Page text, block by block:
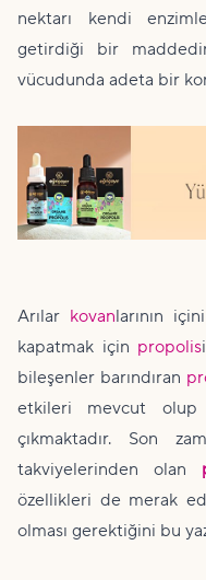
nektarı kendi
getirdiği bir
vücudunda adeta bir
Arılar kovanlarının
kapatmak için propolis
bileşenler barındıran
etkileri mevcut
çıkmaktadır. Son
takviyelerinden olan
özellikleri de merak
olması gerektiğini bu